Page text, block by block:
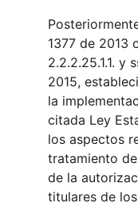
1377 de 2013
2.2.2.25.1.1. y
2015,
la
citada Ley
los aspectos
tratamiento
de la
titulares de